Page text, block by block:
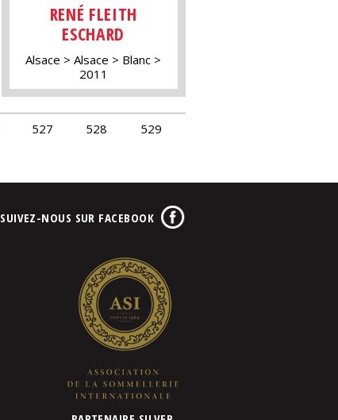
RENÉ FLEITH
ESCHARD
Alsace Alsace
Blanc
2011
527 528
529
SUIVEZ-NOUS SUR FACEBOOK